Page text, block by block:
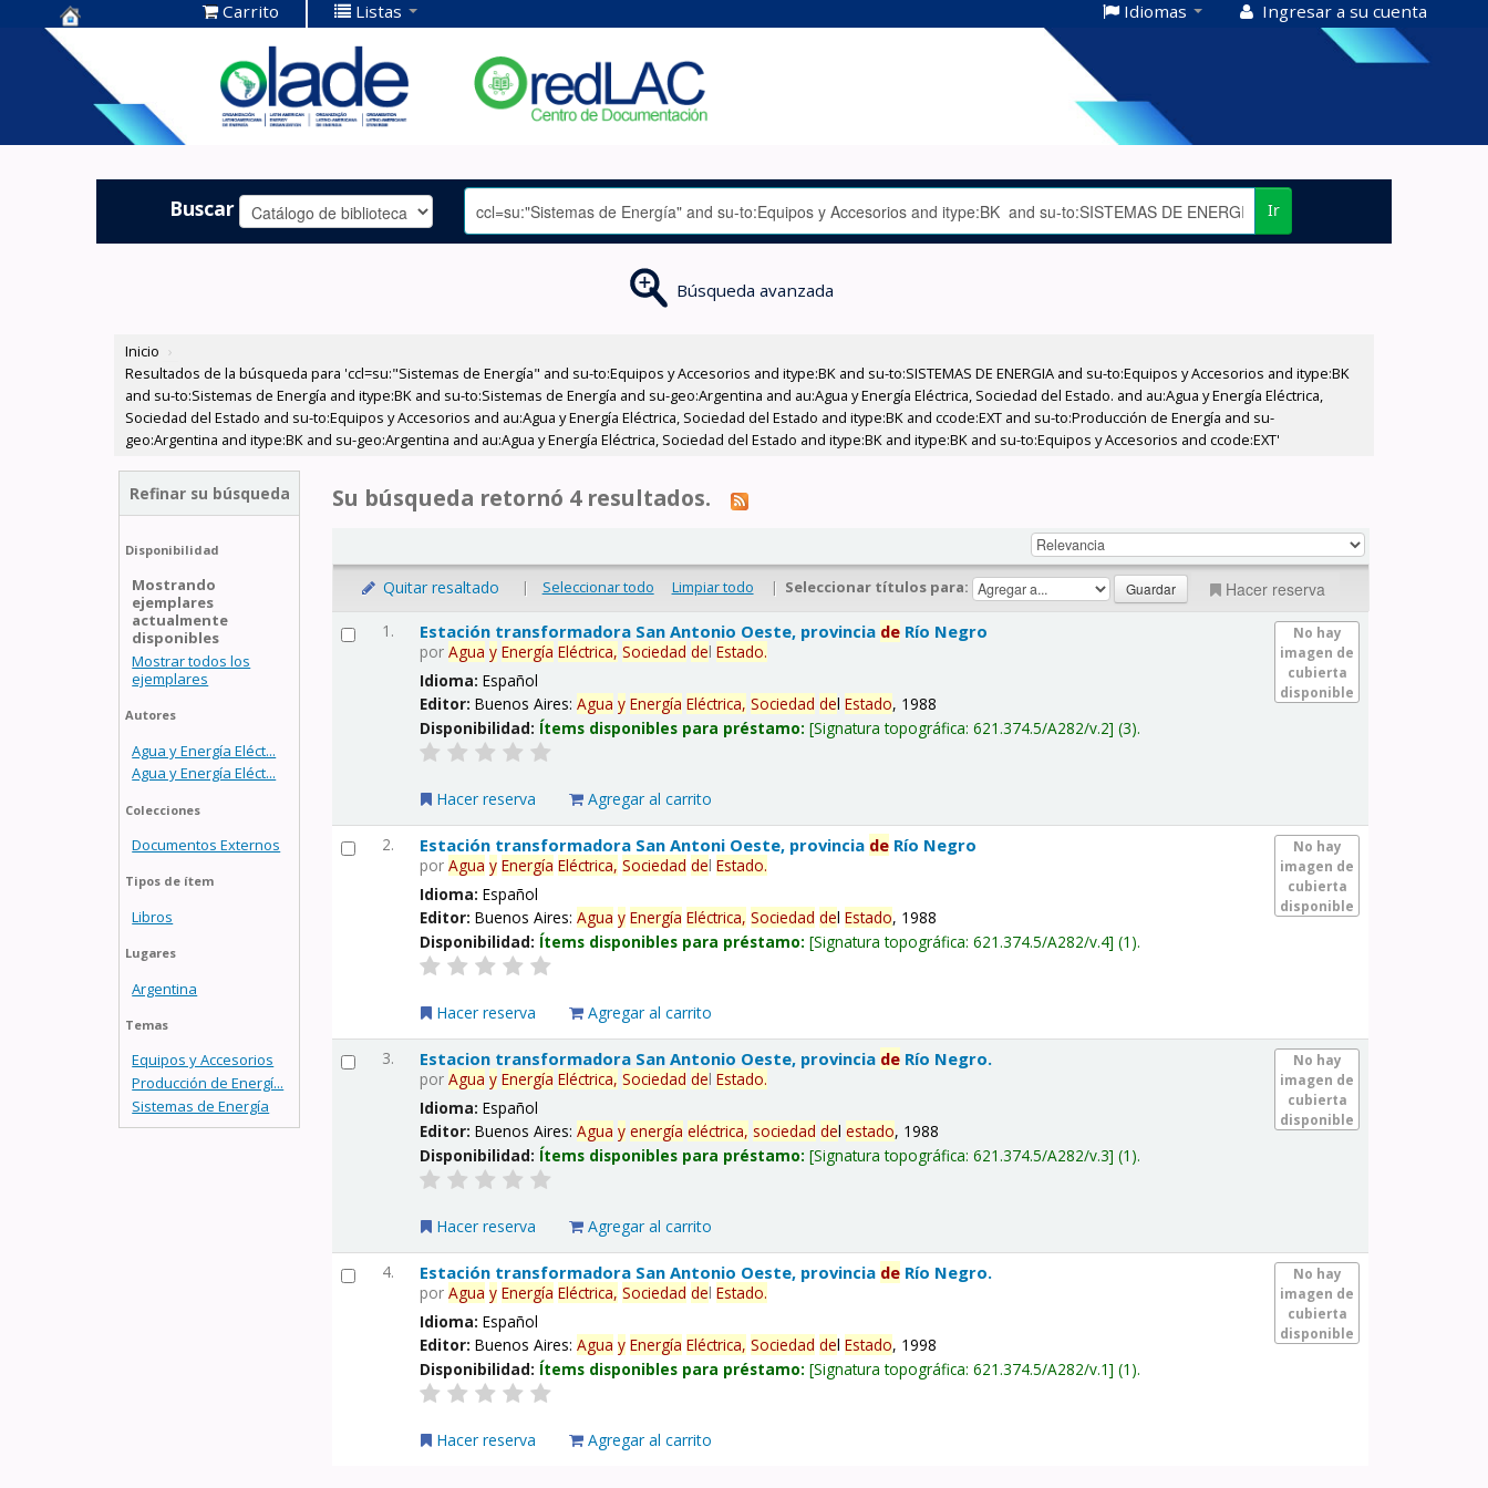
Centro de
Documentación
OLADE -
Carrito Listas Idiomas Ingresar a su cuenta
Buscar Ir
Búsqueda avanzada
Inicio ›
Resultados de la búsqueda para 'ccl=su:"Sistemas de Energía" and su-to:Equipos y Accesorios and itype:BK and su-to:SISTEMAS DE ENERGIA and su-to:Equipos y Accesorios and itype:BK
and su-to:Sistemas de Energía and itype:BK and su-to:Sistemas de Energía and su-geo:Argentina and au:Agua y Energía Eléctrica, Sociedad del Estado. and au:Agua y Energía Eléctrica,
Sociedad del Estado and su-to:Equipos y Accesorios and au:Agua y Energía Eléctrica, Sociedad del Estado and itype:BK and ccode:EXT and su-to:Producción de Energía and su-
geo:Argentina and itype:BK and su-geo:Argentina and au:Agua y Energía Eléctrica, Sociedad del Estado and itype:BK and itype:BK and su-to:Equipos y Accesorios and ccode:EXT'
Refinar su búsqueda
Disponibilidad
Mostrando
ejemplares
actualmente
disponibles
Mostrar todos los
ejemplares
Autores
Agua y Energía Eléct...
Agua y Energía Eléct...
Colecciones
Documentos Externos
Tipos de ítem
Libros
Lugares
Argentina
Temas
Equipos y Accesorios
Producción de Energí...
Sistemas de Energía
Su búsqueda retornó 4 resultados.
Quitar resaltado | Seleccionar todo Limpiar todo | Seleccionar títulos para: Hacer reserva
1.
No hay
imagen de
cubierta
disponible
Estación transformadora San Antonio Oeste, provincia de Río Negro
porAgua y Energía Eléctrica, Sociedad delEstado.
Idioma:Español
Editor:Buenos Aires:Agua y Energía Eléctrica, Sociedad delEstado, 1988
Disponibilidad: Ítems disponibles para préstamo: Signatura topográfica:621.374.5/A282/v.2 (3).
Hacer reserva Agregar al carrito
2.
No hay
imagen de
cubierta
disponible
Estación transformadora San Antoni Oeste, provincia de Río Negro
porAgua y Energía Eléctrica, Sociedad delEstado.
Idioma:Español
Editor:Buenos Aires:Agua y Energía Eléctrica, Sociedad delEstado, 1988
Disponibilidad: Ítems disponibles para préstamo: Signatura topográfica:621.374.5/A282/v.4 (1).
Hacer reserva Agregar al carrito
3.
No hay
imagen de
cubierta
disponible
Estacion transformadora San Antonio Oeste, provincia de Río Negro.
porAgua y Energía Eléctrica, Sociedad delEstado.
Idioma:Español
Editor:Buenos Aires:Agua y energía eléctrica, sociedad delestado, 1988
Disponibilidad: Ítems disponibles para préstamo: Signatura topográfica:621.374.5/A282/v.3 (1).
Hacer reserva Agregar al carrito
4.
No hay
imagen de
cubierta
disponible
Estación transformadora San Antonio Oeste, provincia de Río Negro.
porAgua y Energía Eléctrica, Sociedad delEstado.
Idioma:Español
Editor:Buenos Aires:Agua y Energía Eléctrica, Sociedad delEstado, 1998
Disponibilidad: Ítems disponibles para préstamo: Signatura topográfica:621.374.5/A282/v.1 (1).
Hacer reserva Agregar al carrito